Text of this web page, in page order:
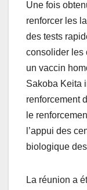
Une fois
renforcer les
des tests
consolider les
un vaccin
Sakoba Keita
renforcement
le
l’appui des
biologique
La réunion a